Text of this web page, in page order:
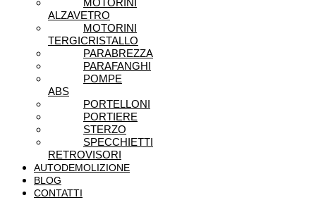
MOTORINI
ALZAVETRO
MOTORINI
TERGICRISTALLO
PARABREZZA
PARAFANGHI
POMPE
ABS
PORTELLONI
PORTIERE
STERZO
SPECCHIETTI
RETROVISORI
AUTODEMOLIZIONE
BLOG
CONTATTI